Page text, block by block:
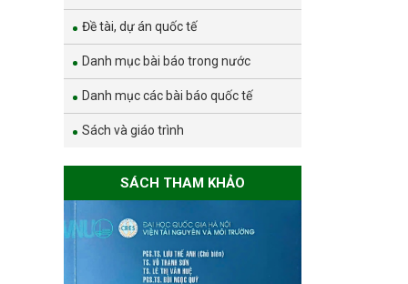
Đề tài, dự án quốc tế
Danh mục bài báo trong nước
Danh mục các bài báo quốc tế
Sách và giáo trình
SÁCH THAM KHẢO